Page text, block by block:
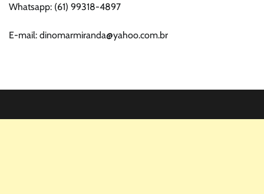
Whatsapp: (61) 99318-4897
E-mail: dinomarmiranda@yahoo.com.br